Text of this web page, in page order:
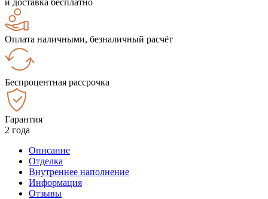
Оплата наличными, безналичный расчёт
Беспроцентная рассрочка
Гарантия
2 года
Описание
Отделка
Внутреннее наполнение
Информация
Отзывы